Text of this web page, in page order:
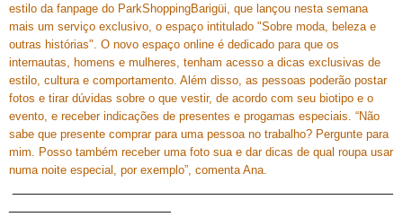
estilo da fanpage do ParkShoppingBarigüi, que lançou nesta semana
mais um serviço exclusivo, o espaço intitulado "Sobre moda, beleza e
outras histórias". O novo espaço online é dedicado para que os
internautas, homens e mulheres, tenham acesso a dicas exclusivas de
estilo, cultura e comportamento. Além disso, as pessoas poderão postar
fotos e tirar dúvidas sobre o que vestir, de acordo com seu biotipo e o
evento, e receber indicações de presentes e progamas especiais. “Não
sabe que presente comprar para uma pessoa no trabalho? Pergunte para
mim. Posso também receber uma foto sua e dar dicas de qual roupa usar
numa noite especial, por exemplo”, comenta Ana.